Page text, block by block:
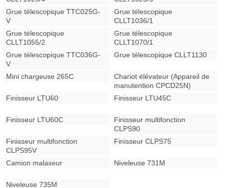
Grue télescopique TTC025G-
V
Grue télescopique
CLLT1036/1
Grue télescopique
CLLT1055/2
Grue télescopique
CLLT1070/1
Grue télescopique TTC036G-
V
Grue télescopique CLLT1130
Mini chargeuse 265C
Chariot élévateur (Appareil de
manutention CPCD25N)
Finisseur LTU60
Finisseur LTU45C
Finisseur LTU60C
Finisseur multifonction
CLPS90
Finisseur multifonction
CLPS95V
Finisseur CLPS75
Camion malaxeur Niveleuse 731M
Niveleuse 735M